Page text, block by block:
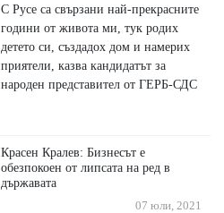
С Русе са свързани най-прекрасните
години от живота ми, тук родих
детето си, създадох дом и намерих
приятели, казва кандидатът за
народен представител от ГЕРБ-СДС
Красен Кралев: Бизнесът е
обезпокоен от липсата на ред в
държавата
07 юли, 2021